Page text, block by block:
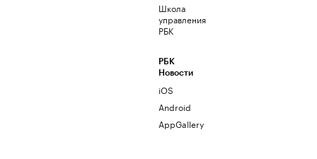
Школа
управления
РБК
РБК
Новости
iOS
Android
AppGallery